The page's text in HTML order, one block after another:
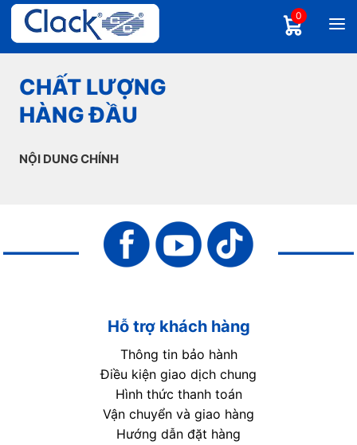
0
CHẤT LƯỢNG
HÀNG ĐẦU
NỘI DUNG CHÍNH
Hỗ trợ khách hàng
Thông tin bảo hành
Điều kiện giao dịch chung
Hình thức thanh toán
Vận chuyển và giao hàng
Hướng dẫn đặt hàng